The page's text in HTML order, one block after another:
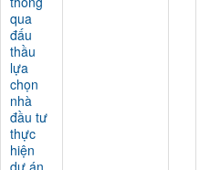
qua
đấu
thầu
lựa
chọn
nhà
đầu tư
thực
hiện
dự án